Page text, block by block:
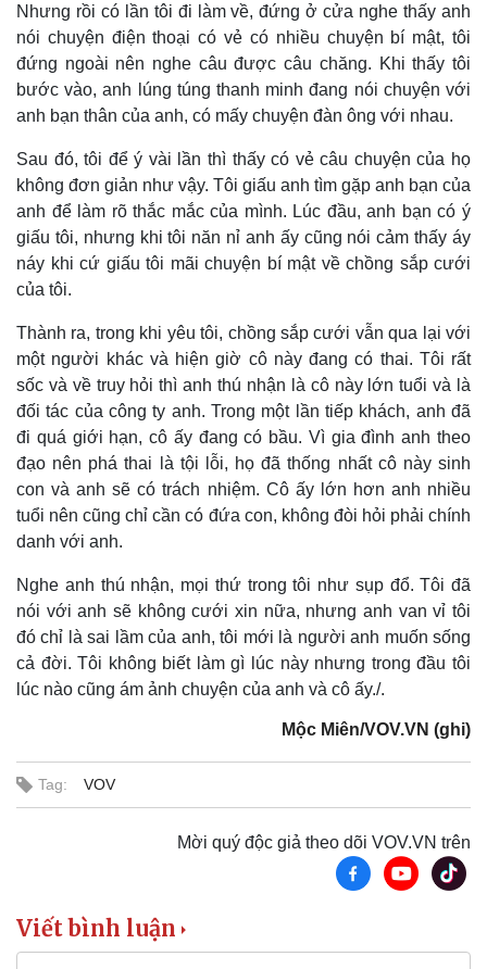
Thế giới
Quan sát
Cuộc sống đó đây
Hồ sơ
Multimedia
Video
Ảnh
E-Magazine
Infographic
Nhưng rồi có lần tôi đi làm về, đứng ở cửa nghe thấy anh
nói chuyện điện thoại có vẻ có nhiều chuyện bí mật, tôi
đứng ngoài nên nghe câu được câu chăng. Khi thấy tôi
bước vào, anh lúng túng thanh minh đang nói chuyện với
anh bạn thân của anh, có mấy chuyện đàn ông với nhau.
Sau đó, tôi để ý vài lần thì thấy có vẻ câu chuyện của họ
không đơn giản như vậy. Tôi giấu anh tìm gặp anh bạn của
anh để làm rõ thắc mắc của mình. Lúc đầu, anh bạn có ý
giấu tôi, nhưng khi tôi năn nỉ anh ấy cũng nói cảm thấy áy
náy khi cứ giấu tôi mãi chuyện bí mật về chồng sắp cưới
của tôi.
Thành ra, trong khi yêu tôi, chồng sắp cưới vẫn qua lại với
một người khác và hiện giờ cô này đang có thai. Tôi rất
sốc và về truy hỏi thì anh thú nhận là cô này lớn tuổi và là
đối tác của công ty anh. Trong một lần tiếp khách, anh đã
đi quá giới hạn, cô ấy đang có bầu. Vì gia đình anh theo
đạo nên phá thai là tội lỗi, họ đã thống nhất cô này sinh
con và anh sẽ có trách nhiệm. Cô ấy lớn hơn anh nhiều
tuổi nên cũng chỉ cần có đứa con, không đòi hỏi phải chính
danh với anh.
Nghe anh thú nhận, mọi thứ trong tôi như sụp đổ. Tôi đã
nói với anh sẽ không cưới xin nữa, nhưng anh van vỉ tôi
đó chỉ là sai lầm của anh, tôi mới là người anh muốn sống
cả đời. Tôi không biết làm gì lúc này nhưng trong đầu tôi
lúc nào cũng ám ảnh chuyện của anh và cô ấy./.
Mộc Miên/VOV.VN (ghi)
Tag: VOV
Mời quý độc giả theo dõi VOV.VN trên
Viết bình luận